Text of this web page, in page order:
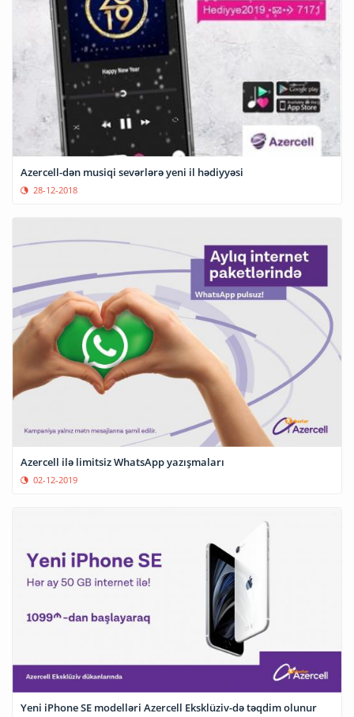
Azercell-dən musiqi sevərlərə yeni il hədiyyəsi
28-12-2018
Azercell ilə limitsiz WhatsApp yazışmaları
02-12-2019
Yeni iPhone SE modelləri Azercell Eksklüziv-də təqdim olunur